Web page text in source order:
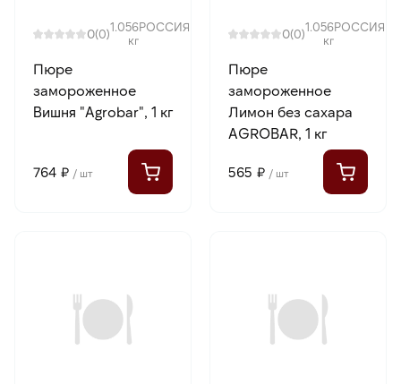
0(0)1.056
кг
РОССИЯ
Пюре
замороженное
Вишня "Agrobar", 1 кг
764 ₽ / шт
0(0)1.056
кг
РОССИЯ
Пюре
замороженное
Лимон без сахара
AGROBAR, 1 кг
565 ₽ / шт